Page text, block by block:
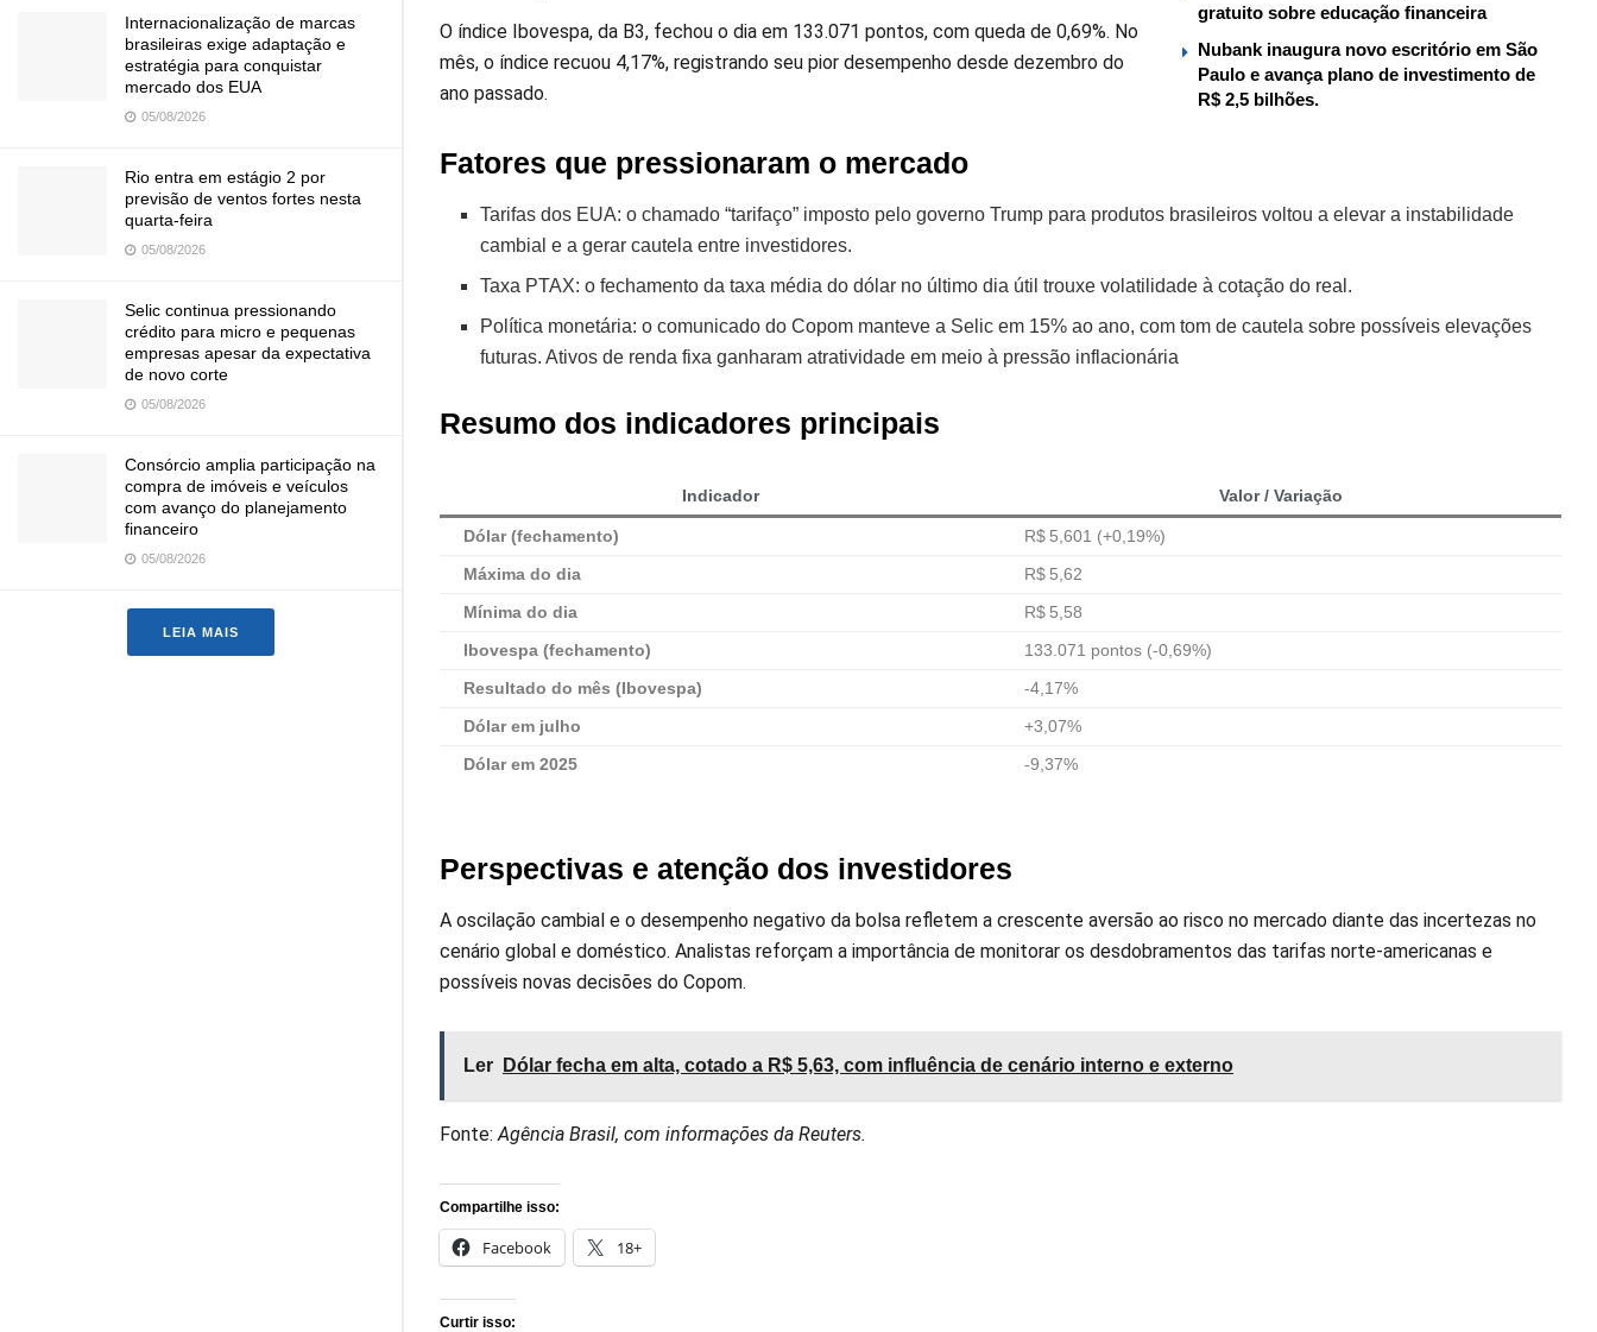
Internacionalização de marcas
brasileiras exige adaptação e
estratégia para conquistar
mercado dos EUA
05/08/2026
Rio entra em estágio 2 por
previsão de ventos fortes nesta
quarta-feira
05/08/2026
Selic continua pressionando
crédito para micro e pequenas
empresas apesar da expectativa
de novo corte
05/08/2026
Consórcio amplia participação na
compra de imóveis e veículos
com avanço do planejamento
financeiro
05/08/2026
LEIA MAIS
gratuito sobre educação financeira
Nubank inaugura novo escritório em São
Paulo e avança plano de investimento de
R$ 2,5 bilhões.
O índice Ibovespa, da B3, fechou o dia em 133.071 pontos, com queda de 0,69%. No
mês, o índice recuou 4,17%, registrando seu pior desempenho desde dezembro do
ano passado.
Fatores que pressionaram o mercado
Tarifas dos EUA: o chamado “tarifaço” imposto pelo governo Trump para produtos brasileiros voltou a elevar a instabilidade
cambial e a gerar cautela entre investidores.
Taxa PTAX: o fechamento da taxa média do dólar no último dia útil trouxe volatilidade à cotação do real.
Política monetária: o comunicado do Copom manteve a Selic em 15% ao ano, com tom de cautela sobre possíveis elevações
futuras. Ativos de renda fixa ganharam atratividade em meio à pressão inflacionária
Resumo dos indicadores principais
Indicador Valor / Variação
Dólar (fechamento) R$ 5,601 (+0,19%)
Máxima do dia R$ 5,62
Mínima do dia R$ 5,58
Ibovespa (fechamento) 133.071 pontos (-0,69%)
Resultado do mês (Ibovespa) -4,17%
Dólar em julho +3,07%
Dólar em 2025 -9,37%
Perspectivas e atenção dos investidores
A oscilação cambial e o desempenho negativo da bolsa refletem a crescente aversão ao risco no mercado diante das incertezas no
cenário global e doméstico. Analistas reforçam a importância de monitorar os desdobramentos das tarifas norte-americanas e
possíveis novas decisões do Copom.
Ler Dólar fecha em alta, cotado a R$ 5,63, com influência de cenário interno e externo
Fonte: Agência Brasil, com informações da Reuters.
Compartilhe isso:
Facebook 18+
Curtir isso: